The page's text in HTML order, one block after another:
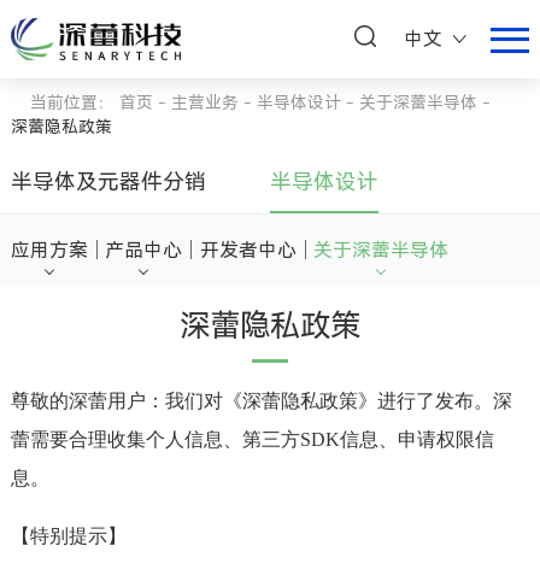
中文
半导体及元器件分销 半导体设计
当前位置： 首页 - 主营业务 -半导体设计 - 关于深蕾半导体 -
深蕾隐私政策
应用方案 产品中心 开发者中心 关于深蕾半导体
深蕾隐私政策
尊敬的深蕾用户：我们对《深蕾隐私政策》进行了发布。深
蕾需要合理收集个人信息、第三方SDK信息、申请权限信
息。
【特别提示】